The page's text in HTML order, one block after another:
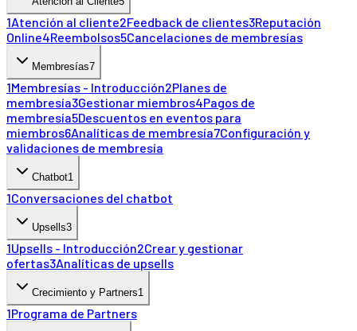
1Atención al cliente2Feedback de clientes3Reputación
Online4Reembolsos5Cancelaciones de membresías
Membresías7
1Membresías - Introducción2Planes de
membresía3Gestionar miembros4Pagos de
membresía5Descuentos en eventos para
miembros6Analíticas de membresía7Configuración y
validaciones de membresía
Chatbot1
1Conversaciones del chatbot
Upsells3
1Upsells - Introducción2Crear y gestionar
ofertas3Analíticas de upsells
Crecimiento y Partners1
1Programa de Partners